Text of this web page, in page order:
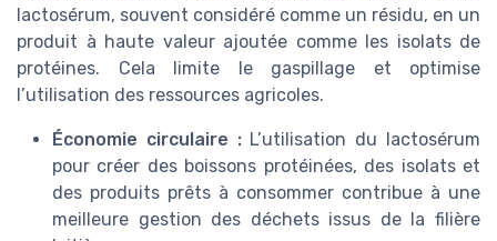
lactosérum, souvent considéré comme un résidu, en un
produit à haute valeur ajoutée comme les isolats de
protéines. Cela limite le gaspillage et optimise
l’utilisation des ressources agricoles.
Économie circulaire :L’utilisation du lactosérum
pour créer des boissons protéinées, des isolats et
des produits prêts à consommer contribue à une
meilleure gestion des déchets issus de la filière